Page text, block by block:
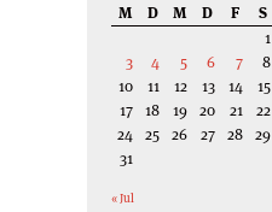
M
D M D F S
1
3
4 5 6 7 8
10
11 12 13 14 15
17 18 19 20 21 22
24 25 26 27 28 29
31
« Jul